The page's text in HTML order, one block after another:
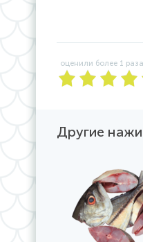
оценили более 1 раза
Другие